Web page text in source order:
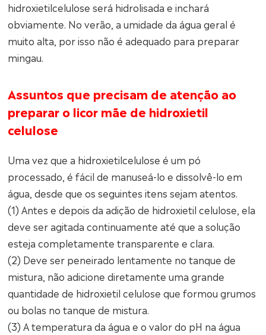
hidroxietilcelulose será hidrolisada e inchará
obviamente. No verão, a umidade da água geral é
muito alta, por isso não é adequado para preparar
mingau.
Assuntos que precisam de atenção ao
preparar o licor mãe de hidroxietil
celulose
Uma vez que a hidroxietilcelulose é um pó
processado, é fácil de manuseá-lo e dissolvê-lo em
água, desde que os seguintes itens sejam atentos.
(1) Antes e depois da adição de hidroxietil celulose, ela
deve ser agitada continuamente até que a solução
esteja completamente transparente e clara.
(2) Deve ser peneirado lentamente no tanque de
mistura, não adicione diretamente uma grande
quantidade de hidroxietil celulose que formou grumos
ou bolas no tanque de mistura.
(3) A temperatura da água e o valor do pH na água